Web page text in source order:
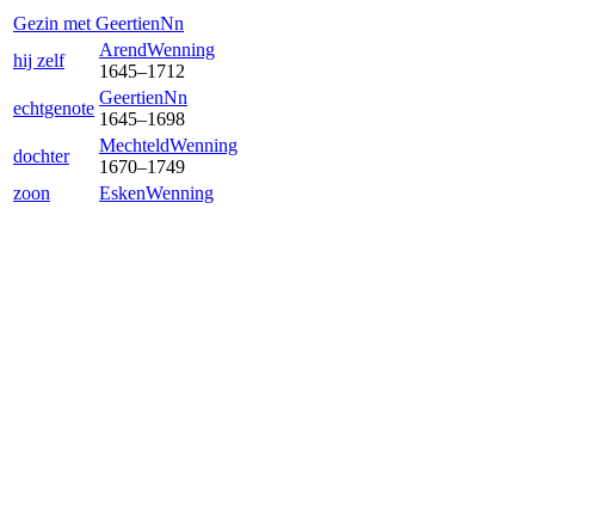
Gezin met GeertienNn
hij zelf
ArendWenning
1645–1712
echtgenote
GeertienNn
1645–1698
dochter
MechteldWenning
1670–1749
zoon
EskenWenning